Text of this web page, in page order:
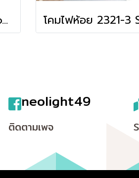
โคมไฟห้อย FJ03 Show ราคาสมาชิก = ราคาตัวโชว์
neolight49
ติดตามเพจ